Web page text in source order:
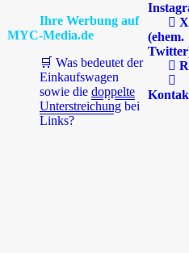
Ihre Werbung auf
MYC-Media.de
🛒 Was bedeutet der
Einkaufswagen
sowie die doppelte
Unterstreichung bei
Links?
X
(ehem.